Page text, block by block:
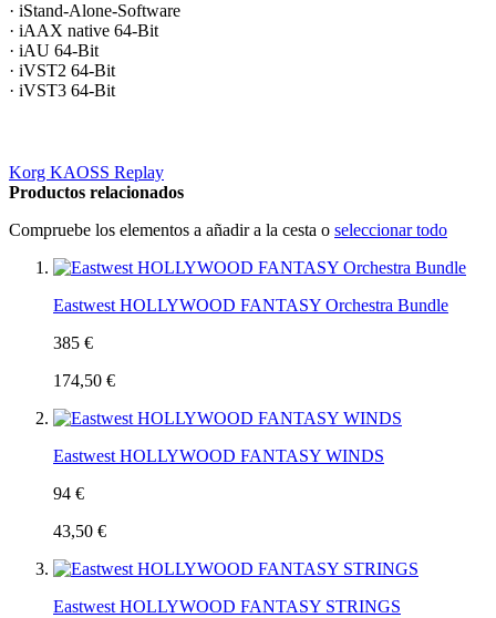
· iStand-Alone-Software
· iAAX native 64-Bit
· iAU 64-Bit
· iVST2 64-Bit
· iVST3 64-Bit
Korg KAOSS Replay
Productos relacionados
Compruebe los elementos a añadir a la cesta o seleccionar todo
Eastwest HOLLYWOOD FANTASY Orchestra Bundle
385 €
174,50 €
Eastwest HOLLYWOOD FANTASY WINDS
94 €
43,50 €
Eastwest HOLLYWOOD FANTASY STRINGS